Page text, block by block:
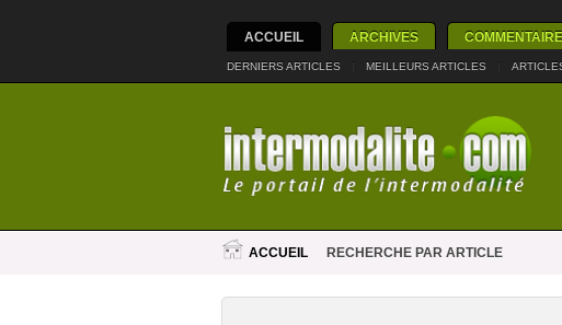
ACCUEIL ARCHIVES
DERNIERS ARTICLES | MEILLEURS ARTICLES |
ACCUEIL RECHERCHE PAR ARTICLE